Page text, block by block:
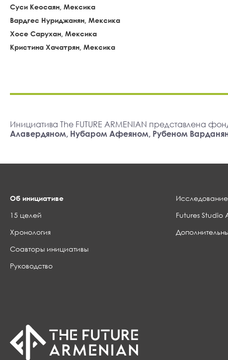
Суси Кеосаян, Мексика
Вардгес Нуриджанян, Мексика
Хосе Сарухан, Мексика
Кристина Хачатрян, Мексика
Инициатива The FUTURE ARMENIAN представлена
Алавердяном, Нубаром Афеяном, Рубеном
Об инициативе
15 целей
Хронология
Соавторы инициативы
Руководство
Futures Studio